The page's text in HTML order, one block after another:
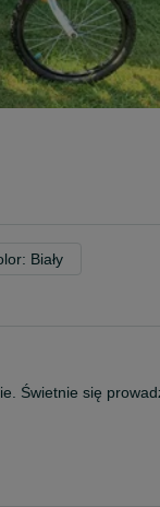
Biały
Świetnie się